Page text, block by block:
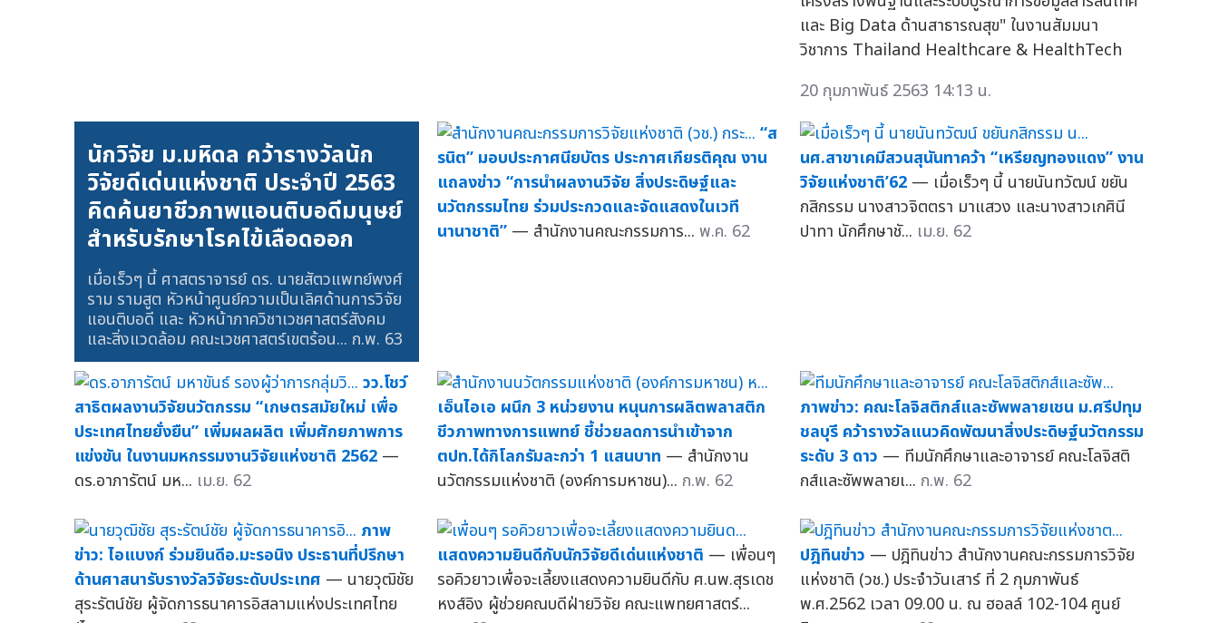
และ Big Data ด้านสาธารณสุข" ในงานสัมมนา
วิชาการ Thailand Healthcare & HealthTech
20 กุมภาพันธ์ 2563 14:13 น.
นักวิจัย ม.มหิดล คว้ารางวัลนัก
วิจัยดีเด่นแห่งชาติ ประจำปี 2563
คิดค้นยาชีวภาพแอนติบอดีมนุษย์
สำหรับรักษาโรคไข้เลือดออก
เมื่อเร็วๆ นี้ ศาสตราจารย์ ดร. นายสัตวแพทย์พงศ์
ราม รามสูต หัวหน้าศูนย์ความเป็นเลิศด้านการวิจัย
แอนติบอดี และ หัวหน้าภาควิชาเวชศาสตร์สังคม
และสิ่งแวดล้อม คณะเวชศาสตร์เขตร้อน... ก.พ. 63
“ส
รนิต” มอบประกาศนียบัตร ประกาศเกียรติคุณ งาน
แถลงข่าว “การนำผลงานวิจัย สิ่งประดิษฐ์และ
นวัตกรรมไทย ร่วมประกวดและจัดแสดงในเวที
นานาชาติ” — สำนักงานคณะกรรมการ... พ.ค. 62
นศ.สาขาเคมีสวนสุนันทาคว้า “เหรียญทองแดง” งาน
วิจัยแห่งชาติ’62 — เมื่อเร็วๆ นี้ นายนันทวัฒน์ ขยัน
กสิกรรม นางสาวจิตตรา มาแสวง และนางสาวเกศินี
ปาทา นักศึกษาชั... เม.ย. 62
วว.โชว์
สาธิตผลงานวิจัยนวัตกรรม “เกษตรสมัยใหม่ เพื่อ
ประเทศไทยยั่งยืน” เพิ่มผลผลิต เพิ่มศักยภาพการ
แข่งขัน ในงานมหกรรมงานวิจัยแห่งชาติ 2562 —
ดร.อาภารัตน์ มห... เม.ย. 62
เอ็นไอเอ ผนึก 3 หน่วยงาน หนุนการผลิตพลาสติก
ชีวภาพทางการแพทย์ ชี้ช่วยลดการนำเข้าจาก
ตปท.ได้กิโลกรัมละกว่า 1 แสนบาท — สำนักงาน
นวัตกรรมแห่งชาติ (องค์การมหาชน)... ก.พ. 62
ภาพข่าว: คณะโลจิสติกส์และซัพพลายเชน ม.ศรีปทุม
ชลบุรี คว้ารางวัลแนวคิดพัฒนาสิ่งประดิษฐ์นวัตกรรม
ระดับ 3 ดาว — ทีมนักศึกษาและอาจารย์ คณะโลจิสติ
กส์และซัพพลายเ... ก.พ. 62
ภาพ
ข่าว: ไอแบงก์ ร่วมยินดีอ.มะรอนิง ประธานที่ปรึกษา
ด้านศาสนารับรางวัลวิจัยระดับประเทศ — นายวุฒิชัย
สุระรัตน์ชัย ผู้จัดการธนาคารอิสลามแห่งประเทศไทย
แสดงความยินดีกับนักวิจัยดีเด่นแห่งชาติ — เพื่อนๆ
รอคิวยาวเพื่อจะเลี้ยงแสดงความยินดีกับ ศ.นพ.สุรเดช
หงส์อิง ผู้ช่วยคณบดีฝ่ายวิจัย คณะแพทยศาสตร์...
ปฎิทินข่าว — ปฎิทินข่าว สำนักงานคณะกรรมการวิจัย
แห่งชาติ (วช.) ประจำวันเสาร์ ที่ 2 กุมภาพันธ์
พ.ศ.2562 เวลา 09.00 น. ณ ฮอลล์ 102-104 ศูนย์